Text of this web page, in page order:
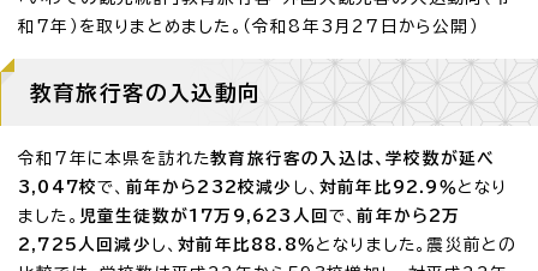
和7年）を取りまとめました。（令和8年3月27日から公開）
教育旅行客の入込動向
令和7年に本県を訪れた教育旅行客の入込は、学校数が延べ
3,047校で、 前年から232校減少 し、対前年比92.9％ となり
ました。 児童生徒数が17万9,623人回で、前年から2万
2,725人回減少 し、対前年比88.8％ となりました。震災前との